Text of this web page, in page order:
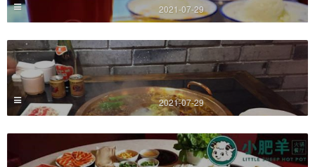
2021-07-29
2021-07-29